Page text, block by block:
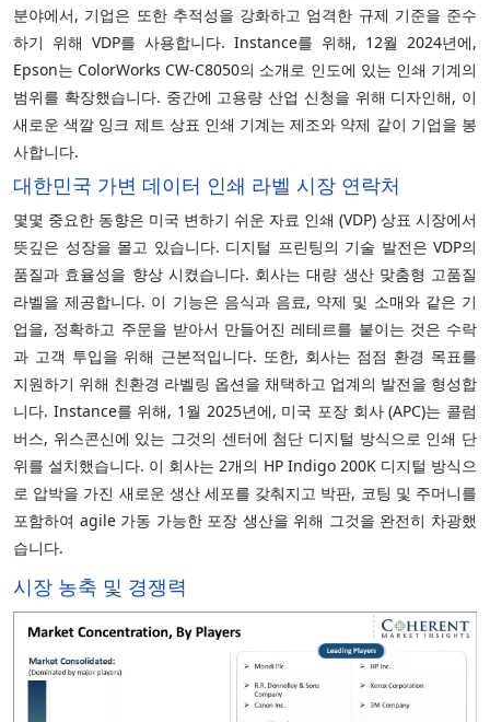
분야에서, 기업은 또한 추적성을 강화하고 엄격한 규제 기준을 준수
하기 위해 VDP를 사용합니다. Instance를 위해, 12월 2024년에,
Epson는 ColorWorks CW-C8050의 소개로 인도에 있는 인쇄 기계의
범위를 확장했습니다. 중간에 고용량 산업 신청을 위해 디자인해, 이
새로운 색깔 잉크 제트 상표 인쇄 기계는 제조와 약제 같이 기업을 봉
사합니다.
대한민국 가변 데이터 인쇄 라벨 시장 연락처
몇몇 중요한 동향은 미국 변하기 쉬운 자료 인쇄 (VDP) 상표 시장에서
뜻깊은 성장을 몰고 있습니다. 디지털 프린팅의 기술 발전은 VDP의
품질과 효율성을 향상 시켰습니다. 회사는 대량 생산 맞춤형 고품질
라벨을 제공합니다. 이 기능은 음식과 음료, 약제 및 소매와 같은 기
업을, 정확하고 주문을 받아서 만들어진 레테르를 붙이는 것은 수락
과 고객 투입을 위해 근본적입니다. 또한, 회사는 점점 환경 목표를
지원하기 위해 친환경 라벨링 옵션을 채택하고 업계의 발전을 형성합
니다. Instance를 위해, 1월 2025년에, 미국 포장 회사 (APC)는 콜럼
버스, 위스콘신에 있는 그것의 센터에 첨단 디지털 방식으로 인쇄 단
위를 설치했습니다. 이 회사는 2개의 HP Indigo 200K 디지털 방식으
로 압박을 가진 새로운 생산 세포를 갖춰지고 박판, 코팅 및 주머니를
포함하여 agile 가동 가능한 포장 생산을 위해 그것을 완전히 차광했
습니다.
시장 농축 및 경쟁력